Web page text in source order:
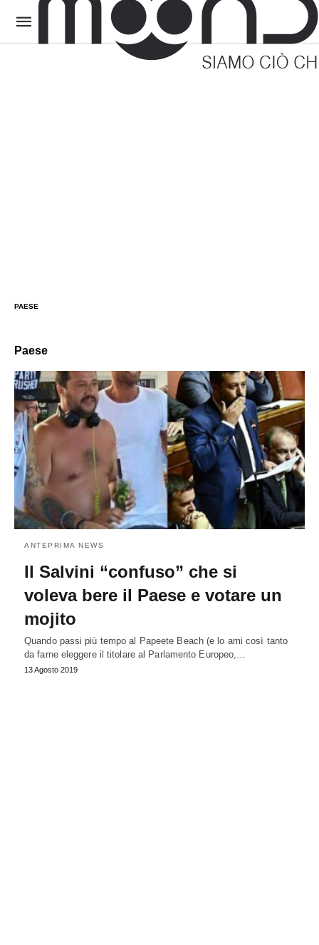
PAESE
Paese
ANTEPRIMA NEWS
Il Salvini “confuso” che si
voleva bere il Paese e votare un
mojito
Quando passi più tempo al Papeete Beach (e lo ami così tanto
da farne eleggere il titolare al Parlamento Europeo,…
13 Agosto 2019